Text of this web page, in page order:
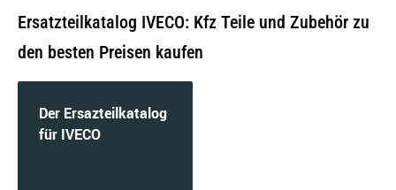
Ersatzteilkatalog IVECO: Kfz Teile und Zubehör zu
den besten Preisen kaufen
Der Ersazteilkatalog
für IVECO